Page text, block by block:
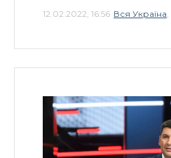
12.02.2022, 16:56 Вся Україна